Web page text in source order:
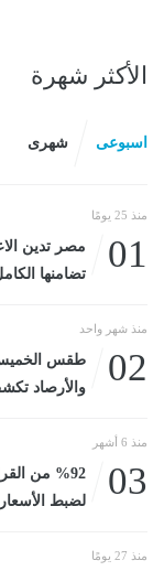
الأكثر شهرة
اسبوعى شهرى
منذ 25 يومًا
01
مصر تدين
تضامنها
منذ شهر واحد
02
والأرصاد تكشف
منذ 6 أشهر
03
%92 من
لضبط
منذ 27 يومًا